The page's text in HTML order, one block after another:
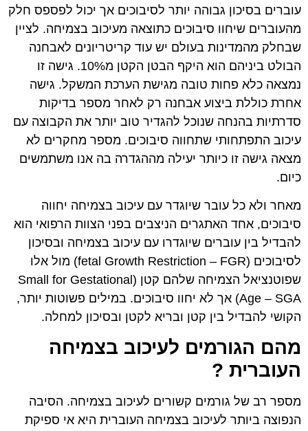
עוברים בסיכון גבוהה יותר לסיבוכים אך יכול לפספס חלק
מהעוברים שיחוו סיבוכים כתוצאה מעיכוב בצמיחה. לציין
שבחלק מהמדינות בעולם יש עוד קריטריונים לאבחנה
הבולט ביניהם הוא היקף הבטן הקטן מ10%. גישה זו
נמצאה כלא פחות טובה מגישת הערכת המשקל. גישה
אחרת כוללת ביצוע אבחנה רק לאחר מספר בדיקות
סדרתיות בהנחה שנוכל להגדיר טוב יותר את הקבוצה עם
עיכוב התפתחותי שתחווה סיבוכים. מספר מחקרים לא
מצאה גישה זו כיותר יעילה מההגדרה בה אנו משתמשים
כיום.
מאחר ולא כל עובר שיוגדר עם עיכוב בצמיחה יחווה
סיבוכים, אחד האתגרים הניצבים בפני הצוות הרפואי הוא
להבדיל בין עוברים שיוגדרו עם עיכוב בצמיחה ובסיכון
לסיבוכים (fetal Growth Restriction – FGR) מול אלו
שפוטנציאל הצמיחה שלהם קטן (Small for Gestational
Age – SGA) אך לא יחוו סיבוכים. במילים פשוטות יותר,
הקושי להבדיל בין קטן ובריא לקטן ובסיכון למחלה.
מהם הגורמים לעיכוב בצמיחה
העוברית ?
מספר רב של גורמים קשורים לעיכוב בצמיחה. הסיבה
הנפוצה ביותר לעיכוב בצמיחה העוברית היא אי ספיקת